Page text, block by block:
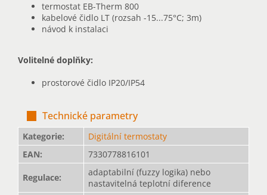
termostat EB-Therm 800
kabelové čidlo LT (rozsah -15...75°C; 3m)
návod k instalaci
Volitelné doplňky:
prostorové čidlo IP20/IP54
Technické parametry
Kategorie:
Digitální termostaty
EAN: 7330778816101
Regulace:
adaptabilní (fuzzy logika) nebo
nastavitelná teplotní diference